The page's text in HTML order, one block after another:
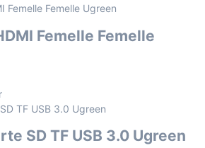
Femelle Femelle
SD TF USB 3.0 Ugreen